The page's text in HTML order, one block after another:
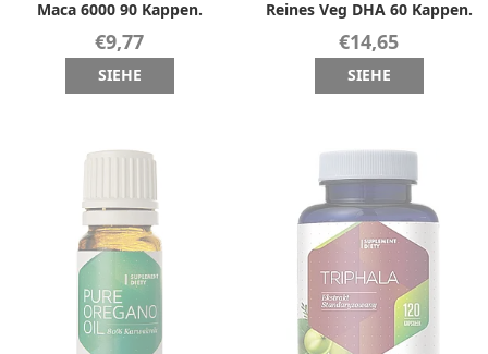
Maca 6000 90 Kappen.
€9,77
SIEHE
Reines Veg DHA 60 Kappen.
€14,65
SIEHE